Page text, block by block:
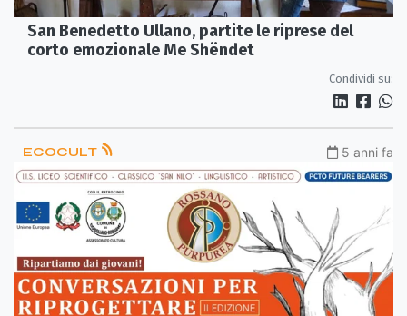
San Benedetto Ullano, partite le riprese del
corto emozionale Me Shëndet
Condividi su:
ECOCULT 5 anni fa